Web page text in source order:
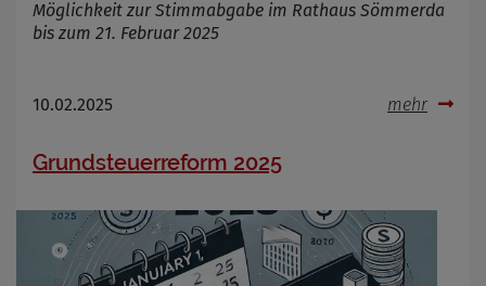
Möglichkeit zur Stimmabgabe im Rathaus Sömmerda
bis zum 21. Februar 2025
10.02.2025 mehr
Grundsteuerreform 2025